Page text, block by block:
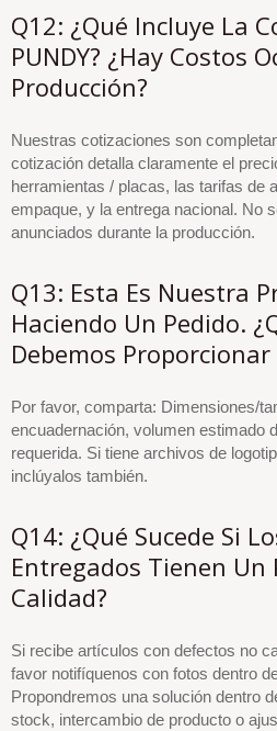
Q12: ¿Qué Incluye La
PUNDY? ¿Hay Costos
Producción?
Nuestras cotizaciones son
cotización detalla claramente el
herramientas / placas, las tarifas de
empaque, y la entrega nacional. No
anunciados durante la producción.
Q13: Esta Es Nuestra
Haciendo Un Pedido.
Debemos
Por favor, comparta: Dimensiones/
encuadernación, volumen estimado
requerida. Si tiene archivos de
inclúyalos también.
Q14: ¿Qué Sucede Si
Entregados Tienen Un
Calidad?
Si recibe artículos con defectos no
favor notifíquenos con fotos dentro
Propondremos una solución dentro
stock, intercambio de producto o